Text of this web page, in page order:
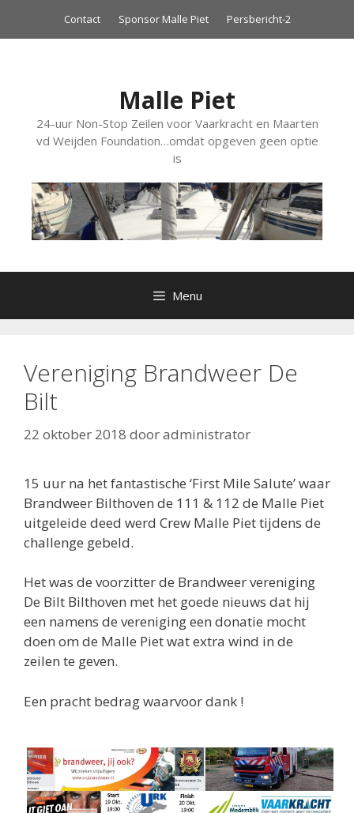
Contact Sponsor Malle Piet Persbericht-2
Malle Piet
24-uur Non-Stop Zeilen voor Vaarkracht en Maarten
vd Weijden Foundation…omdat opgeven geen optie
is
Menu
Vereniging Brandweer De
Bilt
22 oktober 2018 dooradministrator
15 uur na het fantastische ‘First Mile Salute’ waar
Brandweer Bilthoven de 111 & 112 de Malle Piet
uitgeleide deed werd Crew Malle Piet tijdens de
challenge gebeld.
Het was de voorzitter de Brandweer vereniging
De Bilt Bilthoven met het goede nieuws dat hij
een namens de vereniging een donatie mocht
doen om de Malle Piet wat extra wind in de
zeilen te geven.
Een pracht bedrag waarvoor dank !